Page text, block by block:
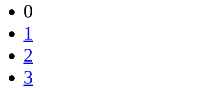
0
1
2
3